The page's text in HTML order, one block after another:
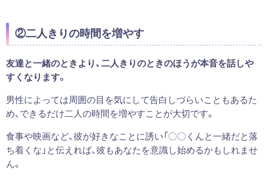
②二人きりの時間を増やす
友達と一緒のときより、二人きりのときのほうが本音を話しや
すくなります。
男性によっては周囲の目を気にして告白しづらいこともあるた
め、できるだけ二人の時間を増やすことが大切です。
食事や映画など、彼が好きなことに誘い「〇〇くんと一緒だと落
ち着くな」と伝えれば、彼もあなたを意識し始めるかもしれませ
ん。